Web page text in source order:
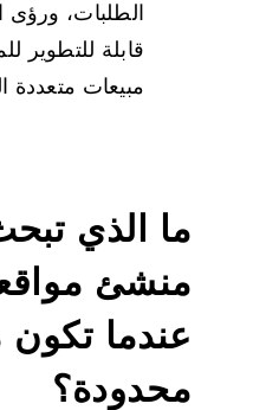
الطلبات، ورؤى
قابلة للتطوير
مبيعات متعددة
ما الذي
منشئ
عندما تكون
محدودة؟